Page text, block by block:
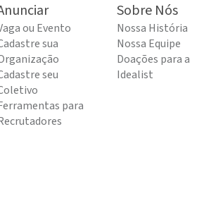
ou Evento
sua
seu
para
Sobre Nós
Nossa História
Nossa Equipe
Doações para a
Idealist